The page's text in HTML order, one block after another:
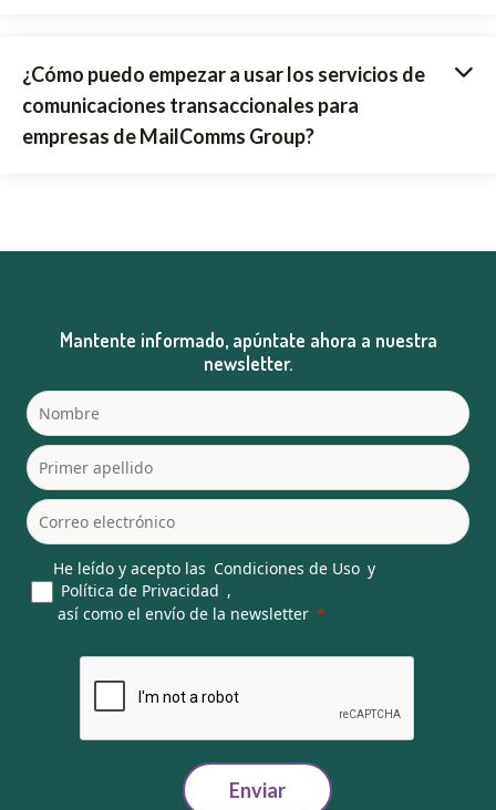
¿Cómo puedo empezar a usar los servicios de
comunicaciones transaccionales para
empresas de MailComms Group?
Mantente informado, apúntate ahora a nuestra
newsletter.
He leído y acepto las Condiciones de Uso y
Política de Privacidad ,
así como el envío de la newsletter
Enviar